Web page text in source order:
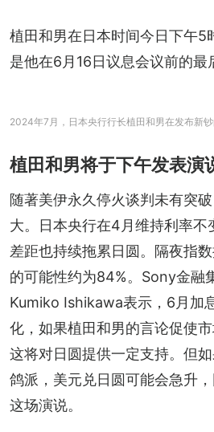
植田和男在日本时间今日下午5
是他在6月16日议息会议前的最
2024年7月，日本央行行长植田和男在发布新
植田和男将于下午发表演
随著美伊永久停火谈判未有突
大。日本央行在4月维持利率不
差距也持续拖累日圆。隔夜指
的可能性约为84%。Sony金融
Kumiko Ishikawa表示，6月加
化，如果植田和男的言论促使
这将对日圆提供一定支持。但
鸽派，美元兑日圆可能会急升
这场演说。